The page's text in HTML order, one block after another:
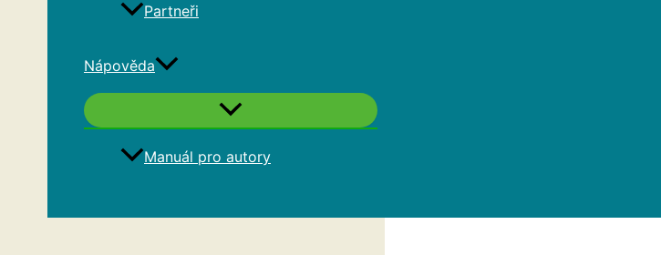
Partneři
Nápověda
Manuál pro autory